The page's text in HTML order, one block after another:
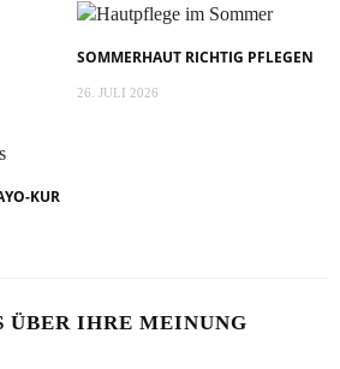
SOMMERHAUT RICHTIG PFLEGEN
26. JULI 2026
KUR
ÜBER IHRE MEINUNG